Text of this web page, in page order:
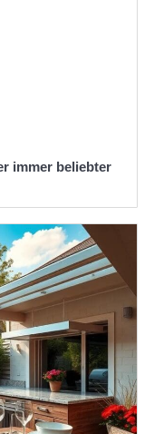
immer beliebter